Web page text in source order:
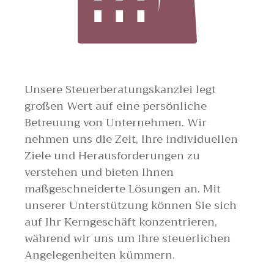
Unsere Steuerberatungskanzlei legt
großen Wert auf eine persönliche
Betreuung von Unternehmen. Wir
nehmen uns die Zeit, Ihre individuellen
Ziele und Herausforderungen zu
verstehen und bieten Ihnen
maßgeschneiderte Lösungen an. Mit
unserer Unterstützung können Sie sich
auf Ihr Kerngeschäft konzentrieren,
während wir uns um Ihre steuerlichen
Angelegenheiten kümmern.